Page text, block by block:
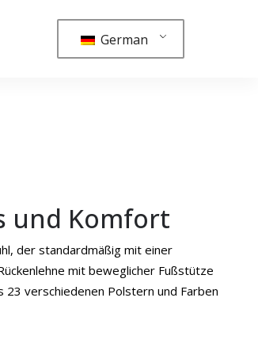
German
und Komfort
der standardmäßig mit einer
mit beweglicher Fußstütze
verschiedenen Polstern und Farben